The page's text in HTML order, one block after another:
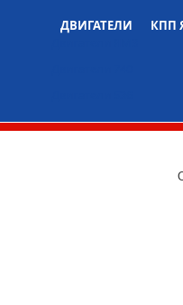
ДВИГАТЕЛИ
КПП